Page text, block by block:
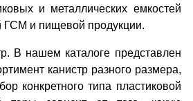
и металлических емкостей
ГСМ и пищевой продукции.
В нашем каталоге представлен
канистр разного размера,
конкретного типа пластиковой